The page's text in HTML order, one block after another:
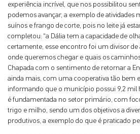
experiência incrível, que nos possibilitou
podemos avançar, a exemplo de atividades
suínos e frango de corte, pois no leite já
completou: “a Dália tem a capacidade de
certamente, esse encontro foi um divisor
onde queremos chegar e quais os
Chapada com o sentimento de retornar a
ainda mais, com uma cooperativa tão bem
informando que o município possui 9,2 mil
é fundamentada no setor primário, com
trigo e milho, sendo um dos objetivos a
produtivos, a exemplo do que é praticado